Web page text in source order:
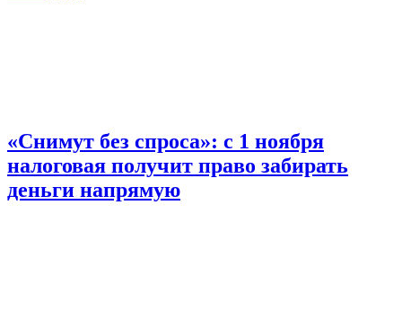
«Снимут без спроса»: с 1 ноября
налоговая получит право забирать
деньги напрямую